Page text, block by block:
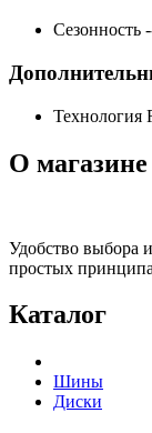
Сезонность
Технология
О магазине
Удобство выбора
простых
Каталог
Шины
Диски